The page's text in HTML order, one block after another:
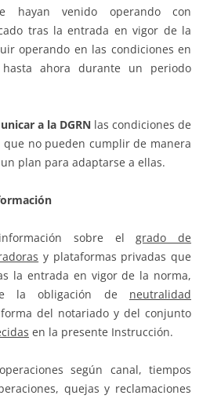
venido operando con
tras la entrada en vigor de la
operando en las condiciones en
ahora durante un periodo
a la DGRN las condiciones de
no pueden cumplir de manera
plan para adaptarse a ellas.
sobre elgrado de
y plataformas privadas que
la entrada en vigor de la norma,
la obligación de neutralidad
del notariado y del conjunto
en la presente Instrucción.
según canal, tiempos
quejas y reclamaciones